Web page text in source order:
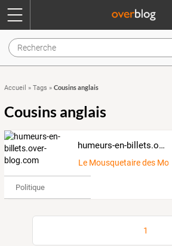
Accueil » Tags » Cousins anglais
Cousins anglais
humeurs-en-billets.over-blog.com
Le Mousquetaire des Mots
Politique
1